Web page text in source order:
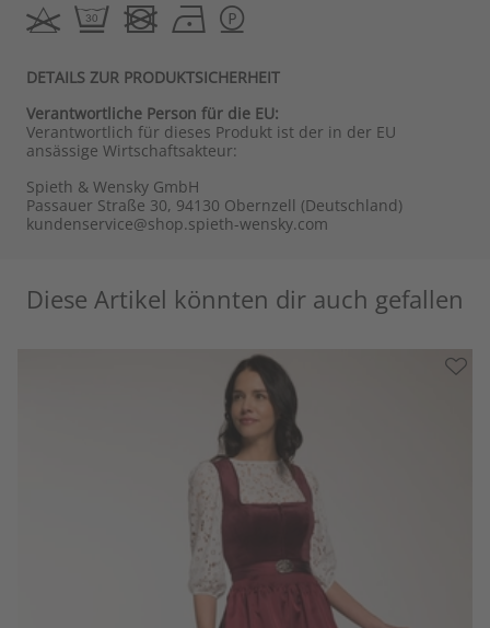
DETAILS ZUR PRODUKTSICHERHEIT
Verantwortliche Person für die EU:
Verantwortlich für dieses Produkt ist der in der EU
ansässige Wirtschaftsakteur:
Spieth & Wensky GmbH
Passauer Straße 30, 94130 Obernzell (Deutschland)
kundenservice@shop.spieth-wensky.com
Diese Artikel könnten dir auch gefallen